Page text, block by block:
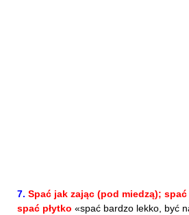
7. Spać jak zając (pod miedzą);
spać płytko «spać bardzo lekko, być